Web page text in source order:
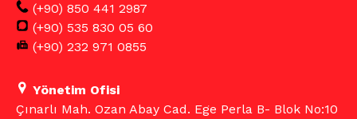
(+90) 850 441 2987
(+90) 535 830 05 60
(+90) 232 971 0855
Yönetim Ofisi
Çınarlı Mah. Ozan Abay Cad. Ege Perla B- Blok No:10